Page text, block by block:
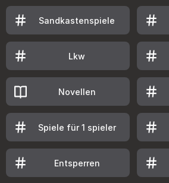
Sandkastenspiele
Lkw
Novellen
Spiele für 1 spieler
Entsperren